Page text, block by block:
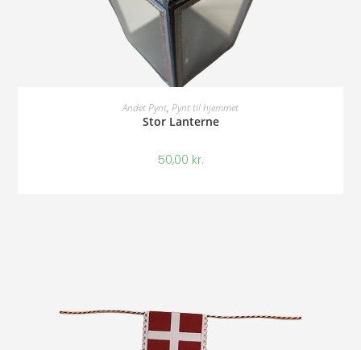
Tilføj Til Kurv
Andet Pynt, Pynt til hjemmet
Stor Lanterne
50,00 kr.